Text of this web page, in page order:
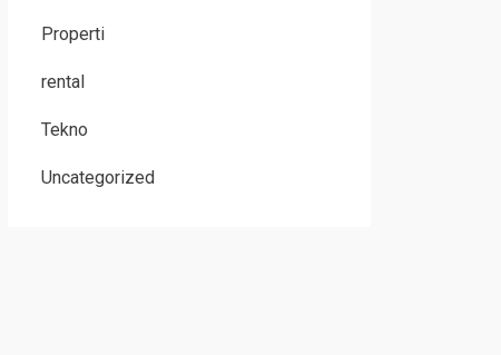
Properti
rental
Tekno
Uncategorized